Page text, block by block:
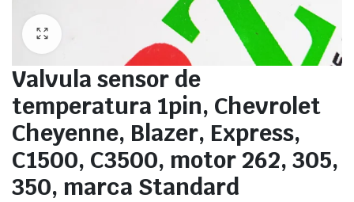
Valvula sensor de
temperatura 1pin, Chevrolet
Cheyenne, Blazer, Express,
C1500, C3500, motor 262, 305,
350, marca Standard